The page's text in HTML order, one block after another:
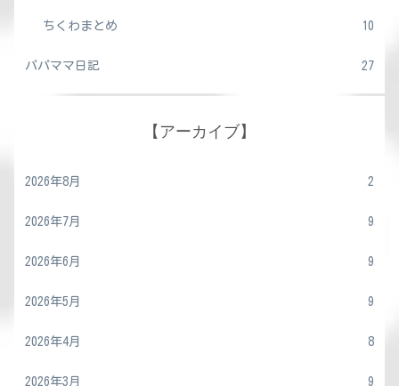
ちくわまとめ 10
パパママ日記 27
【アーカイブ】
2026年8月 2
2026年7月 9
2026年6月 9
2026年5月 9
2026年4月 8
2026年3月 9